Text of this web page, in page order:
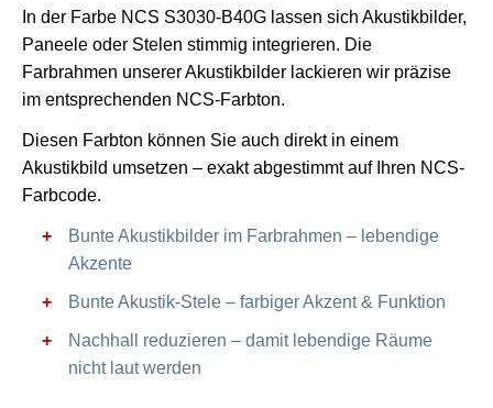
In der Farbe NCS S3030-B40G lassen sich Akustikbilder,
Paneele oder Stelen stimmig integrieren. Die
Farbrahmen unserer Akustikbilder lackieren wir präzise
im entsprechenden NCS-Farbton.
Diesen Farbton können Sie auch direkt in einem
Akustikbild umsetzen – exakt abgestimmt auf Ihren NCS-
Farbcode.
Bunte Akustikbilder im Farbrahmen – lebendige
Akzente
Bunte Akustik-Stele – farbiger Akzent & Funktion
Nachhall reduzieren – damit lebendige Räume
nicht laut werden